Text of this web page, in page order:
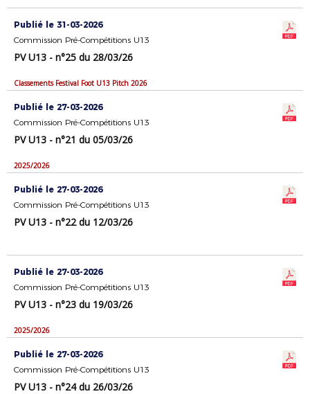
Publié le 31-03-2026
Commission Pré-Compétitions U13
PV U13 - n°25 du 28/03/26
Classements Festival Foot U13 Pitch 2026
Publié le 27-03-2026
Commission Pré-Compétitions U13
PV U13 - n°21 du 05/03/26
2025/2026
Publié le 27-03-2026
Commission Pré-Compétitions U13
PV U13 - n°22 du 12/03/26
Publié le 27-03-2026
Commission Pré-Compétitions U13
PV U13 - n°23 du 19/03/26
2025/2026
Publié le 27-03-2026
Commission Pré-Compétitions U13
PV U13 - n°24 du 26/03/26